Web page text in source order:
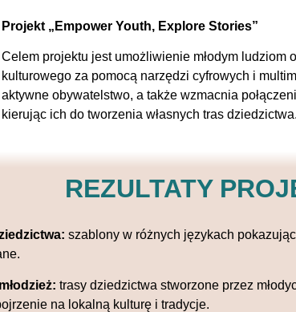
Projekt „Empower Youth, Explore Stories”
Celem projektu jest umożliwienie młodym
kulturowego za pomocą narzędzi cyfrowych i
aktywne obywatelstwo, a także wzmacnia
kierując ich do tworzenia własnych tras dziedzictwa.
REZULTATY
szablony w różnych językach
trasy dziedzictwa stworzone przez
na lokalną kulturę i tradycje.